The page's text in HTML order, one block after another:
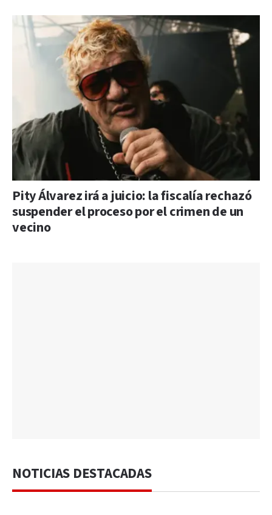
Pity Álvarez irá a juicio: la fiscalía rechazó
suspender el proceso por el crimen de un
vecino
NOTICIAS DESTACADAS